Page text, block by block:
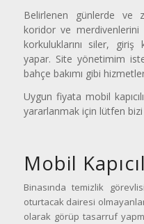
Belirlenen günlerde ve
koridor ve
korkuluklarını siler, giriş
yapar. Site yönetimim
bahçe bakımı gibi
Uygun fiyata mobil
yararlanmak için lütfen bizi
Mobil
Binasında temizlik
oturtacak dairesi
olarak görüp tasarruf